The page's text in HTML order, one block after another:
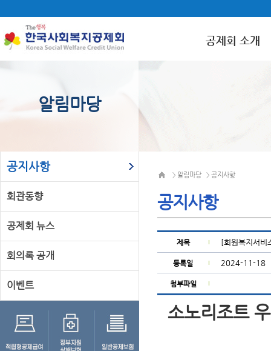
공제회 소개
알림마당
공지사항
회관동향
공제회 뉴스
회의록 공개
이벤트
> 알림마당 > 공지사항
공지사항
제목 [회원복지서비
등록일 2024-11-18
첨부파일
소노리조트